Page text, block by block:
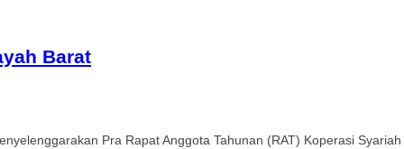
Barat
Pra Rapat Anggota Tahunan (RAT) Koperasi Syariah